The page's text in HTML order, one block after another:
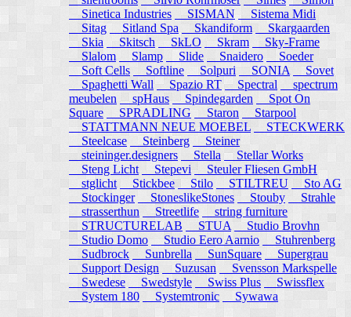
Sinetica Industries
SISMAN
Sistema Midi
Sitag
Sitland Spa Skandiform
Skargaarden
Skia
Skitsch SkLO Skram
Sky-Frame
Slalom
Slamp Slide Snaidero
Soeder
Soft Cells
Softline Solpuri SONIA
Sovet
Spaghetti Wall
Spazio RT Spectral
spectrum
meubelen
spHaus Spindegarden
Spot On
Square
SPRADLING Staron
Starpool
STATTMANN NEUE MOEBEL
STECKWERK
Steelcase
Steinberg
Steiner
steininger.designers
Stella Stellar Works
Steng Licht
Stepevi
Steuler Fliesen GmbH
stglicht
Stickbee Stilo STILTREU
Sto AG
Stockinger
StoneslikeStones Stouby
Strahle
strasserthun
Streetlife
string furniture
STRUCTURELAB
STUA
Studio Brovhn
Studio Domo
Studio Eero Aarnio
Stuhrenberg
Sudbrock
Sunbrella SunSquare
Supergrau
Support Design
Suzusan
Svensson Markspelle
Swedese
Swedstyle Swiss Plus
Swissflex
System 180
Systemtronic Sywawa